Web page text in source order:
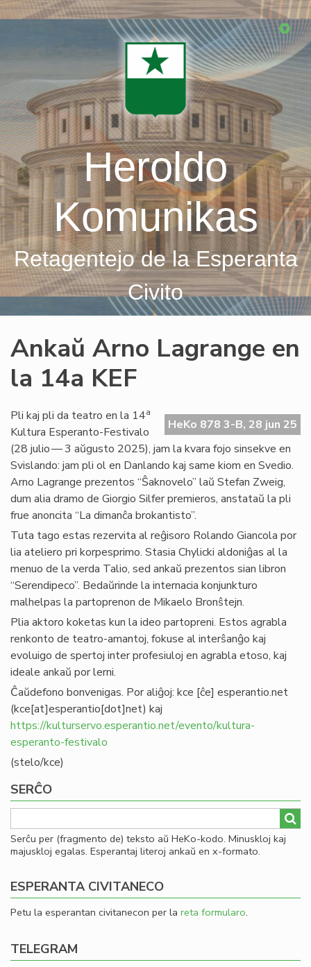
Skip
Heroldo
Komunikas
Retagentejo de la Esperanta
Civito
Ankaŭ Arno Lagrange en
la 14a KEF
HeKo 878 3-B, 28 jun 25
Pli kaj pli da teatro en la 14a
Kultura Esperanto-Festivalo
(28 julio — 3 aŭgusto 2025), jam la kvara fojo sinsekve en
Svislando: jam pli ol en Danlando kaj same kiom en Svedio.
Arno Lagrange prezentos “Ŝaknovelo” laŭ Stefan Zweig,
dum alia dramo de Giorgio Silfer premieros, anstataŭ la pli
frue anoncita “La dimanĉa brokantisto”.
Tuta tago estas rezervita al reĝisoro Rolando Giancola por
lia ateliero pri korpesprimo. Stasia Chylicki aldoniĝas al la
menuo de la verda Talio, sed ankaŭ prezentos sian libron
“Serendipeco”. Bedaŭrinde la internacia konjunkturo
malhelpas la partoprenon de Mikaelo Bronŝtejn.
Plia aktoro koketas kun la ideo partopreni. Estos agrabla
renkonto de teatro-amantoj, fokuse al interŝanĝo kaj
evoluigo de spertoj inter profesiuloj en agrabla etoso, kaj
ideale ankaŭ por lerni.
Ĉaŭdefono bonvenigas. Por aliĝoj: kce [ĉe] esperantio.net
(kce[at]esperantio[dot]net) kaj
https://kulturservo.esperantio.net/evento/kultura-
esperanto-festivalo
(stelo/kce)
SERĈO
Serĉu per (fragmento de) teksto aŭ HeKo-kodo. Minuskloj kaj
majuskloj egalas. Esperantaj literoj ankaŭ en x-formato.
ESPERANTA CIVITANECO
Petu la esperantan civitanecon per la reta formularo.
TELEGRAM